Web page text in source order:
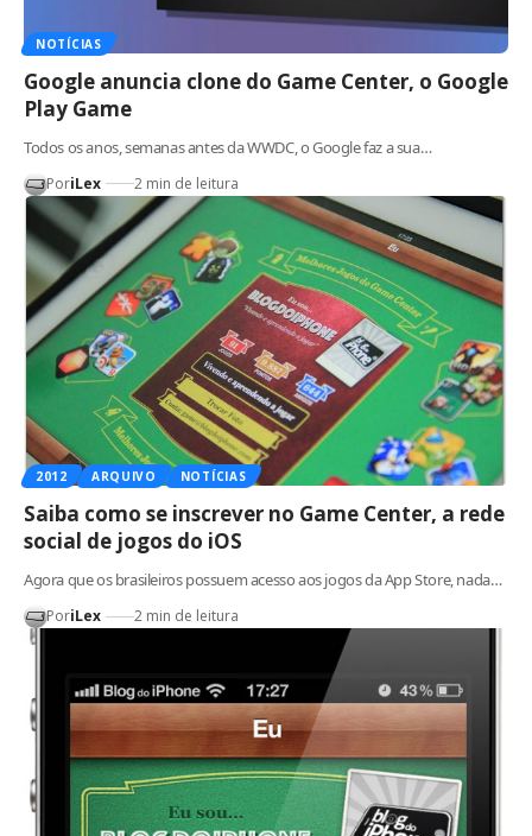
NOTÍCIAS
Google anuncia clone do Game Center, o Google
Play Game
Todos os anos, semanas antes da WWDC, o Google faz a sua…
PoriLex 2 min de leitura
2012 ARQUIVO NOTÍCIAS
Saiba como se inscrever no Game Center, a rede
social de jogos do iOS
Agora que os brasileiros possuem acesso aos jogos da App Store, nada…
PoriLex 2 min de leitura